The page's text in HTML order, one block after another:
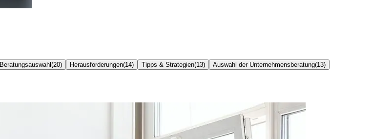
Beratungsauswahl (20) Herausforderungen(14) Tipps & Strategien(13) Auswahl der Unternehmensberatung(13)